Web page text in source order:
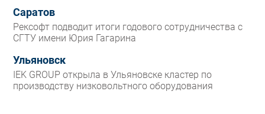
Саратов
Рексофт подводит итоги годового сотрудничества с
СГТУ имени Юрия Гагарина
Ульяновск
IEK GROUP открыла в Ульяновске кластер по
производству низковольтного оборудования